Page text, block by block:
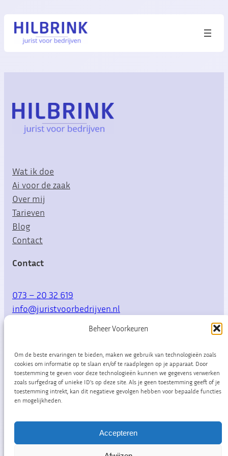
Beheer Voorkeuren
Om de beste ervaringen te bieden, maken we gebruik van technologieën zoals
cookies om informatie op te slaan en/of te raadplegen op je apparaat. Door
toestemming te geven voor deze technologieën kunnen we gegevens verwerken
zoals surfgedrag of unieke ID’s op deze site. Als je geen toestemming geeft of je
toestemming intrekt, kan dit negatieve gevolgen hebben voor bepaalde functies
en mogelijkheden.
Accepteren
Wat ik doe
Ai voor de zaak
Over mij
Tarieven
Blog
Contact
Contact
073 – 20 32 619
info@juristvoorbedrijven.nl
5211 AK Den Bosch
LinkedIn